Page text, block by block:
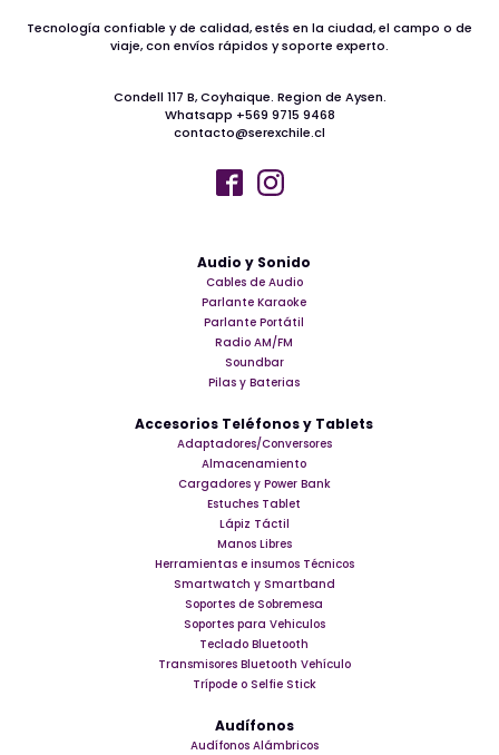
Audio y Sonido
Cables de Audio
Parlante Karaoke
Parlante Portátil
Radio AM/FM
Soundbar
Pilas y Baterias
Accesorios Teléfonos y Tablets
Adaptadores/Conversores
Almacenamiento
Cargadores y Power Bank
Estuches Tablet
Lápiz Táctil
Manos Libres
Herramientas e insumos Técnicos
Smartwatch y Smartband
Soportes de Sobremesa
Soportes para Vehiculos
Teclado Bluetooth
Transmisores Bluetooth Vehículo
Trípode o Selfie Stick
Audífonos
Audífonos Alámbricos
Tecnología confiable y de calidad, estés en la ciudad, el campo o de
viaje, con envíos rápidos y soporte experto.
Condell 117 B, Coyhaique. Region de Aysen.
Whatsapp +569 9715 9468
contacto@serexchile.cl